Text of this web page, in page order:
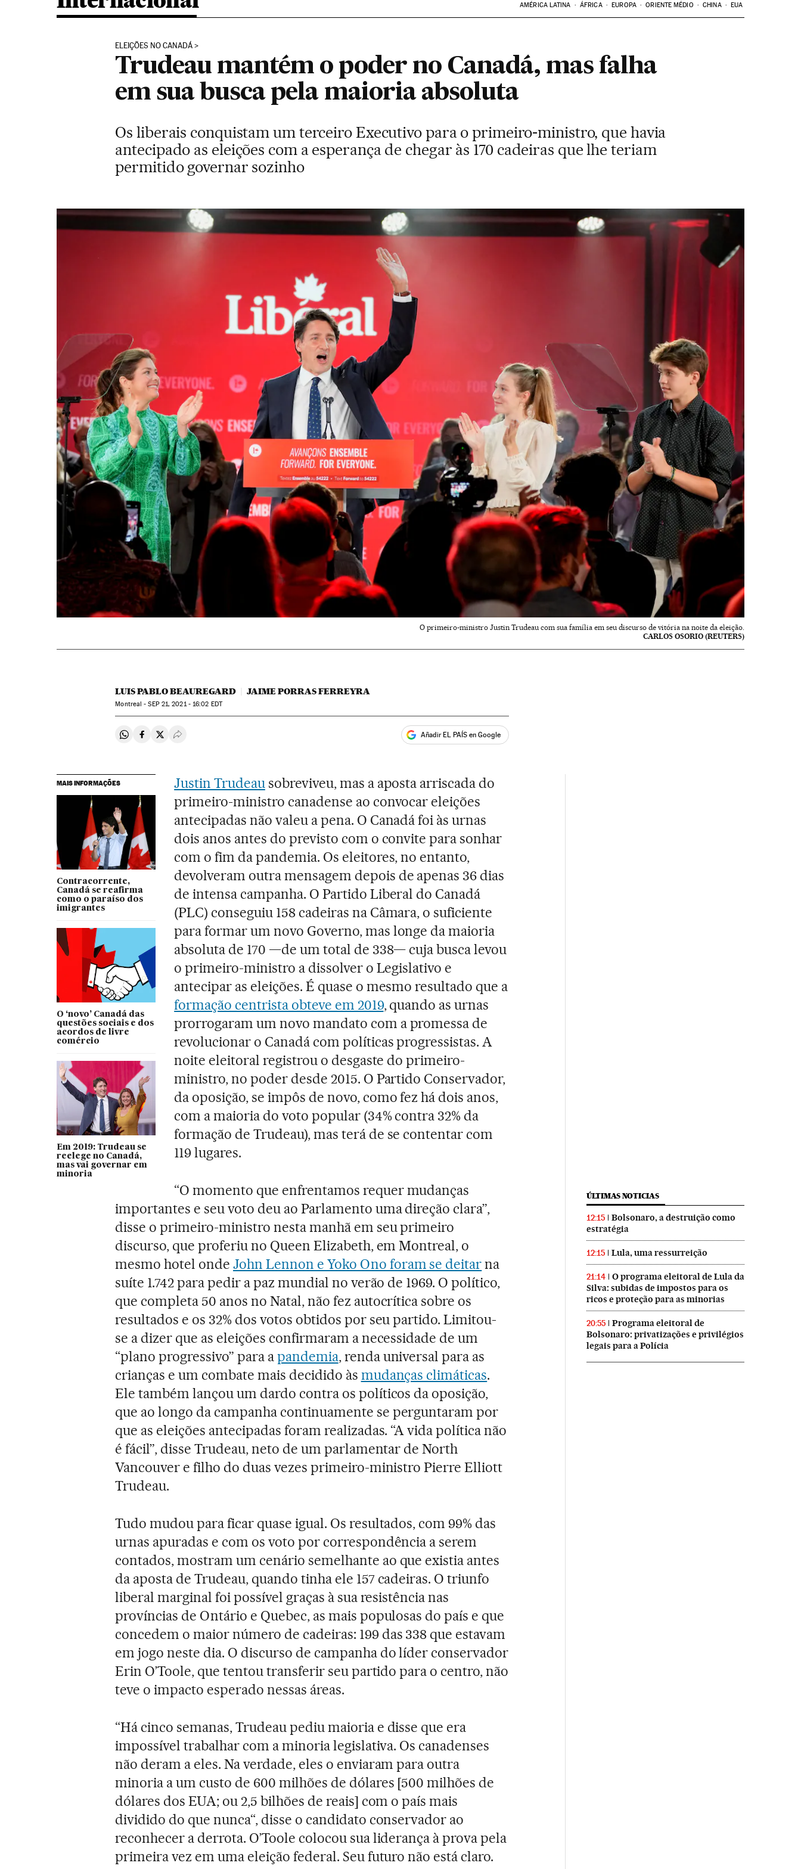
AMÉRICA LATINA ÁFRICA EUROPA ORIENTE MÉDIO CHINA EUA
ELEIÇÕES NO CANADÁ
Trudeau mantém o poder no Canadá, mas falha
em sua busca pela maioria absoluta
Os liberais conquistam um terceiro Executivo para o primeiro-ministro, que havia
antecipado as eleições com a esperança de chegar às 170 cadeiras que lhe teriam
permitido governar sozinho
O primeiro-ministro Justin Trudeau com sua família em seu discurso de vitória na noite da eleição.
CARLOS OSORIO (REUTERS)
LUIS PABLO BEAUREGARD JAIME PORRAS FERREYRA
Montreal -SEP21, 2021 - 16:02 EDT
Compartir en Whatsapp
Compartir en Facebook
Compartir en Twitter
Desplegar Redes Sociales Añadir EL PAÍS en Google
MAIS INFORMAÇÕES
Contracorrente,
Canadá se reafirma
como o paraíso dos
imigrantes
O ‘novo’ Canadá das
questões sociais e dos
acordos de livre
comércio
Em 2019: Trudeau se
reelege no Canadá,
mas vai governar em
minoria
Justin Trudeausobreviveu, mas a aposta arriscada do
primeiro-ministro canadense ao convocar eleições
antecipadas não valeu a pena. O Canadá foi às urnas
dois anos antes do previsto com o convite para sonhar
com o fim da pandemia. Os eleitores, no entanto,
devolveram outra mensagem depois de apenas 36 dias
de intensa campanha. O Partido Liberal do Canadá
(PLC) conseguiu 158 cadeiras na Câmara, o suficiente
para formar um novo Governo, mas longe da maioria
absoluta de 170 —de um total de 338— cuja busca levou
o primeiro-ministro a dissolver o Legislativo e
antecipar as eleições. É quase o mesmo resultado que a
formação centrista obteve em 2019, quando as urnas
prorrogaram um novo mandato com a promessa de
revolucionar o Canadá com políticas progressistas. A
noite eleitoral registrou o desgaste do primeiro-
ministro, no poder desde 2015. O Partido Conservador,
da oposição, se impôs de novo, como fez há dois anos,
com a maioria do voto popular (34% contra 32% da
formação de Trudeau), mas terá de se contentar com
119 lugares.
“O momento que enfrentamos requer mudanças
importantes e seu voto deu ao Parlamento uma direção clara”,
disse o primeiro-ministro nesta manhã em seu primeiro
discurso, que proferiu no Queen Elizabeth, em Montreal, o
mesmo hotel ondeJohn Lennon e Yoko Ono foram se deitarna
suíte 1.742 para pedir a paz mundial no verão de 1969. O político,
que completa 50 anos no Natal, não fez autocrítica sobre os
resultados e os 32% dos votos obtidos por seu partido. Limitou-
se a dizer que as eleições confirmaram a necessidade de um
“plano progressivo” para apandemia, renda universal para as
crianças e um combate mais decidido às mudanças climáticas.
Ele também lançou um dardo contra os políticos da oposição,
que ao longo da campanha continuamente se perguntaram por
que as eleições antecipadas foram realizadas. “A vida política não
é fácil”, disse Trudeau, neto de um parlamentar de North
Vancouver e filho do duas vezes primeiro-ministro Pierre Elliott
Trudeau.
Tudo mudou para ficar quase igual. Os resultados, com 99% das
urnas apuradas e com os voto por correspondência a serem
contados, mostram um cenário semelhante ao que existia antes
da aposta de Trudeau, quando tinha ele 157 cadeiras. O triunfo
liberal marginal foi possível graças à sua resistência nas
províncias de Ontário e Quebec, as mais populosas do país e que
concedem o maior número de cadeiras: 199 das 338 que estavam
em jogo neste dia. O discurso de campanha do líder conservador
Erin O’Toole, que tentou transferir seu partido para o centro, não
teve o impacto esperado nessas áreas.
“Há cinco semanas, Trudeau pediu maioria e disse que era
impossível trabalhar com a minoria legislativa. Os canadenses
não deram a eles. Na verdade, eles o enviaram para outra
minoria a um custo de 600 milhões de dólares [500 milhões de
dólares dos EUA; ou 2,5 bilhões de reais] com o país mais
dividido do que nunca“, disse o candidato conservador ao
reconhecer a derrota. O’Toole colocou sua liderança à prova pela
primeira vez em uma eleição federal. Seu futuro não está claro.
ÚLTIMAS NOTICIAS
12:15
Bolsonaro, a destruição como
estratégia
12:15 Lula, uma ressurreição
21:14
O programa eleitoral de Lula da
Silva: subidas de impostos para os
ricos e proteção para as minorias
20:55
Programa eleitoral de
Bolsonaro: privatizações e privilégios
legais para a Polícia